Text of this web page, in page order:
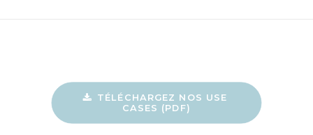
TÉLÉCHARGEZ NOS USE
CASES (PDF)